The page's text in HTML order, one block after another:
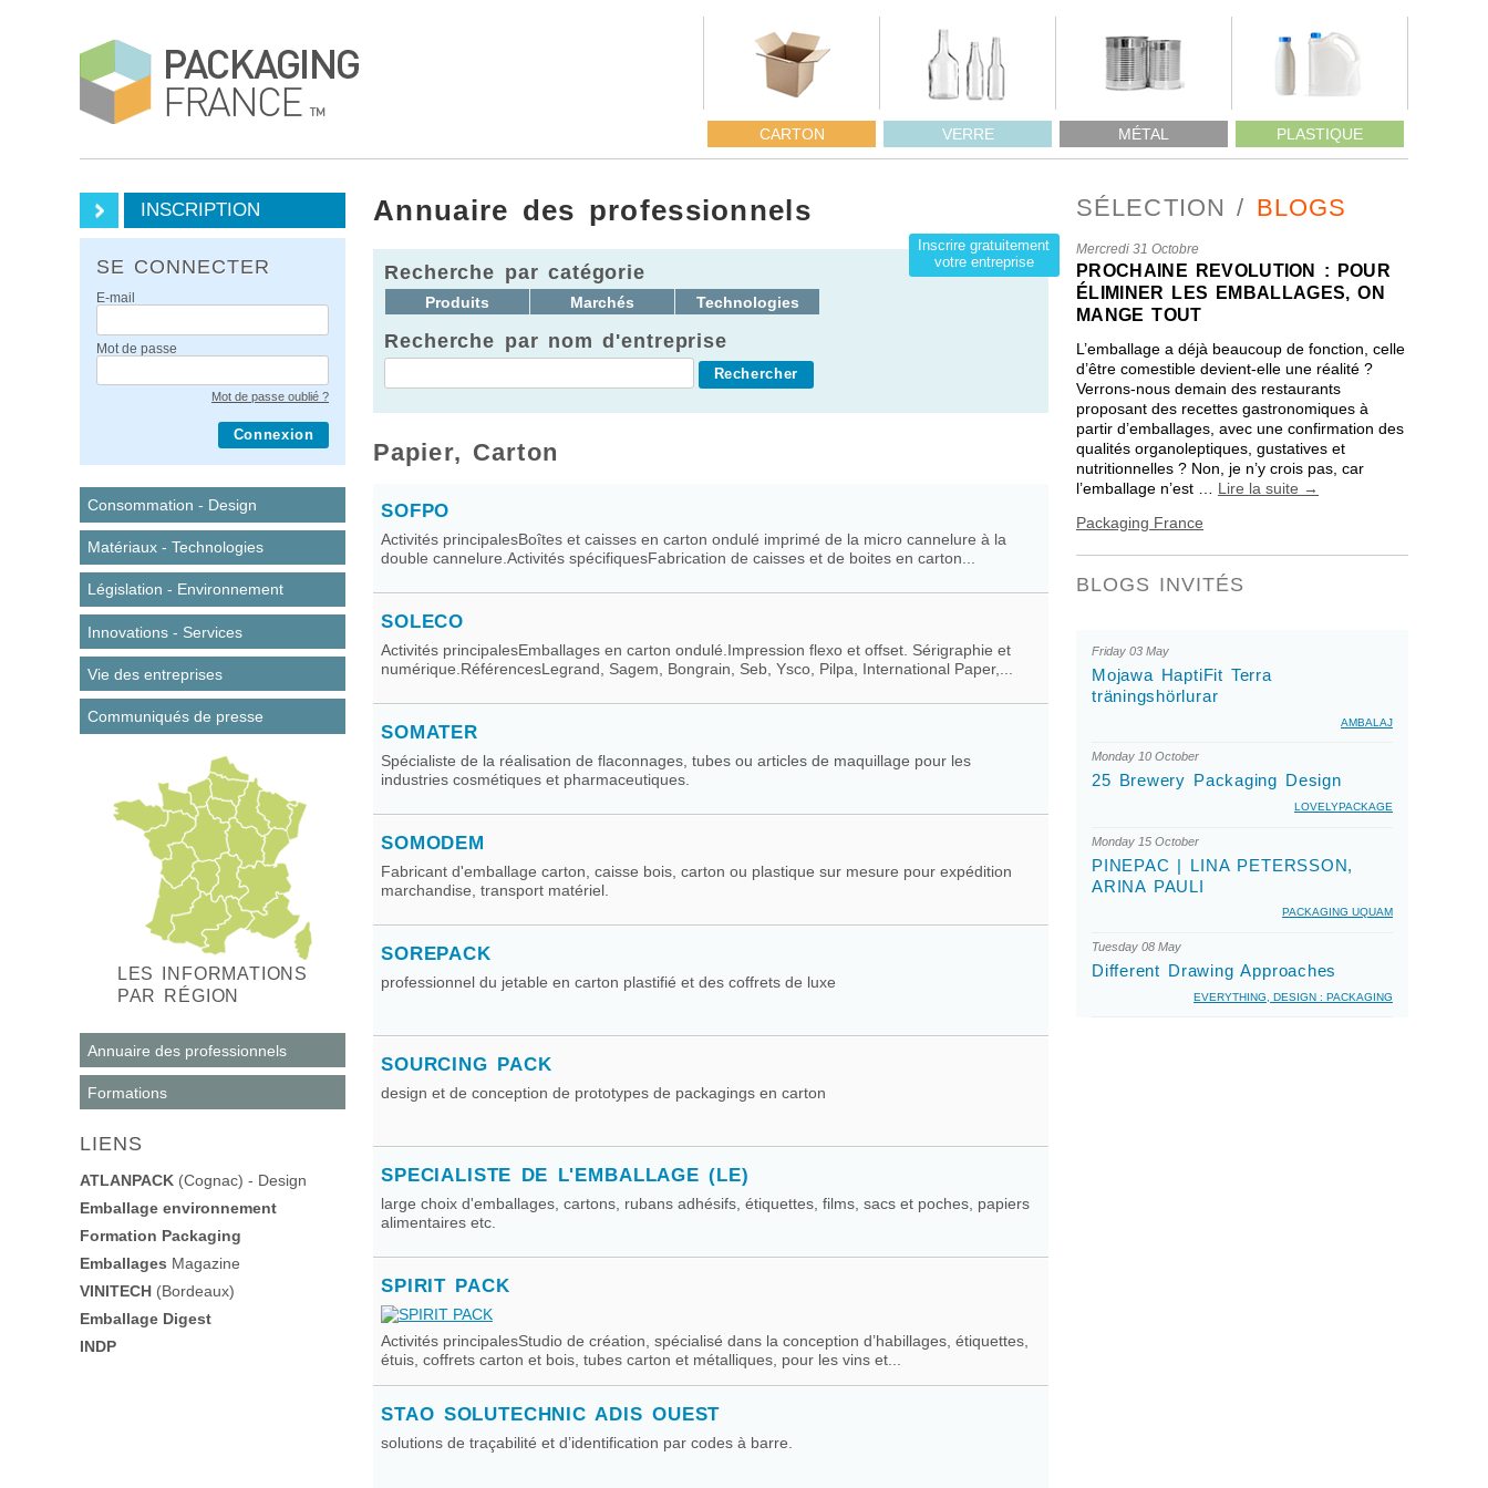
CARTON VERRE MÉTAL PLASTIQUE
INSCRIPTION
SE CONNECTER
E-mail
Mot de passe
Mot de passe oublié ?
Connexion
Consommation - Design
Matériaux - Technologies
Législation - Environnement
Innovations - Services
Vie des entreprises
Communiqués de presse
LES INFORMATIONS
PAR RÉGION
Annuaire des professionnels
Formations
LIENS
ATLANPACK (Cognac) - Design
Emballage environnement
Formation Packaging
Emballages Magazine
VINITECH (Bordeaux)
Emballage Digest
INDP
Annuaire des professionnels
Recherche par catégorie
Produits Marchés Technologies
Recherche par nom d'entreprise
Inscrire gratuitement
votre entreprise
Papier, Carton
SOFPO
Activités principalesBoîtes et caisses en carton ondulé imprimé de la micro cannelure à la
double cannelure.Activités spécifiquesFabrication de caisses et de boites en carton...
SOLECO
Activités principalesEmballages en carton ondulé.Impression flexo et offset. Sérigraphie et
numérique.RéférencesLegrand, Sagem, Bongrain, Seb, Ysco, Pilpa, International Paper,...
SOMATER
Spécialiste de la réalisation de flaconnages, tubes ou articles de maquillage pour les
industries cosmétiques et pharmaceutiques.
SOMODEM
Fabricant d'emballage carton, caisse bois, carton ou plastique sur mesure pour expédition
marchandise, transport matériel.
SOREPACK
professionnel du jetable en carton plastifié et des coffrets de luxe
SOURCING PACK
design et de conception de prototypes de packagings en carton
SPECIALISTE DE L'EMBALLAGE (LE)
large choix d'emballages, cartons, rubans adhésifs, étiquettes, films, sacs et poches, papiers
alimentaires etc.
SPIRIT PACK
Activités principalesStudio de création, spécialisé dans la conception d’habillages, étiquettes,
étuis, coffrets carton et bois, tubes carton et métalliques, pour les vins et...
STAO SOLUTECHNIC ADIS OUEST
solutions de traçabilité et d’identification par codes à barre.
SÉLECTION BLOGS
PROCHAINE REVOLUTION : POUR
ÉLIMINER LES EMBALLAGES, ON
MANGE TOUT
Mercredi 31 Octobre
L’emballage a déjà beaucoup de fonction, celle
d’être comestible devient-elle une réalité ?
Verrons-nous demain des restaurants
proposant des recettes gastronomiques à
partir d’emballages, avec une confirmation des
qualités organoleptiques, gustatives et
nutritionnelles ? Non, je n’y crois pas, car
l’emballage n’est … Lire la suite →
Packaging France
BLOGS INVITÉS
Mojawa HaptiFit Terra
träningshörlurar
Friday 03 May
AMBALAJ
25 Brewery Packaging Design
Monday 10 October
LOVELYPACKAGE
PINEPAC | LINA PETERSSON,
ARINA PAULI
Monday 15 October
PACKAGING UQUAM
Different Drawing Approaches
Tuesday 08 May
EVERYTHING, DESIGN : PACKAGING